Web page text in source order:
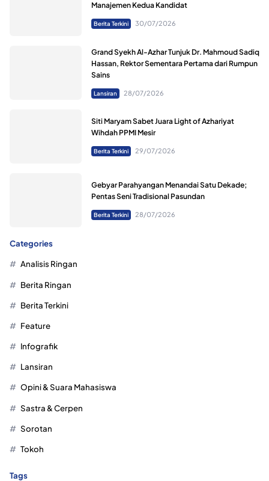
Manajemen Kedua Kandidat
Berita Terkini 30/07/2026
Grand Syekh Al-Azhar Tunjuk Dr. Mahmoud Sadiq
Hassan, Rektor Sementara Pertama dari Rumpun
Sains
Lansiran 28/07/2026
Siti Maryam Sabet Juara Light of Azhariyat
Wihdah PPMI Mesir
Berita Terkini 29/07/2026
Gebyar Parahyangan Menandai Satu Dekade;
Pentas Seni Tradisional Pasundan
Berita Terkini 28/07/2026
Categories
Analisis Ringan
Berita Ringan
Berita Terkini
Feature
Infografik
Lansiran
Opini & Suara Mahasiswa
Sastra & Cerpen
Sorotan
Tokoh
Tags